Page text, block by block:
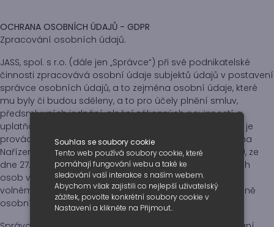
Souhlas se soubory cookie
Tento web používá soubory cookie, které
pomáhají fungování webu a také ke
sledování vaší interakce s naším webem.
Abychom však zajistili co nejlepší uživatelský
zážitek, povolte konkrétní soubory cookie v
Nastavení a klikněte na Přijmout..
OCHRANA OSOBNÍCH ÚDAJŮ - GDPR
Zpracování osobních údajů.
JASS, spol. s r.o. (dále jen „Správce“) při své podnikatelské
činnosti zpracovává osobní údaje subjektů údajů v postavení
správce osobních údajů, a to zejména osobní údaje, které
mu byly či budou sděleny, a to pro účely plnění smluv,
předsmluvních jednání, plnění zákonných povinností a
uplatňování svých nároků. Zpracování osobních údajů je
prováděno v souladu s platnou právní úpravou, zejména
Nařízením Evropského parlamentu a Rady (EU) 2016/679, ze
dne 27. 4. 22016, účinné od 25. 5. 2018, o ochraně fyzických
osob v souvislosti se zpracováním osobních údajů a o
volném pohybu těchto údajů (obecné nařízení o ochraně
osobních údajů – GDPR).